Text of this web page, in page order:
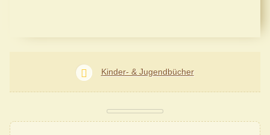
Kinder- & Jugendbücher